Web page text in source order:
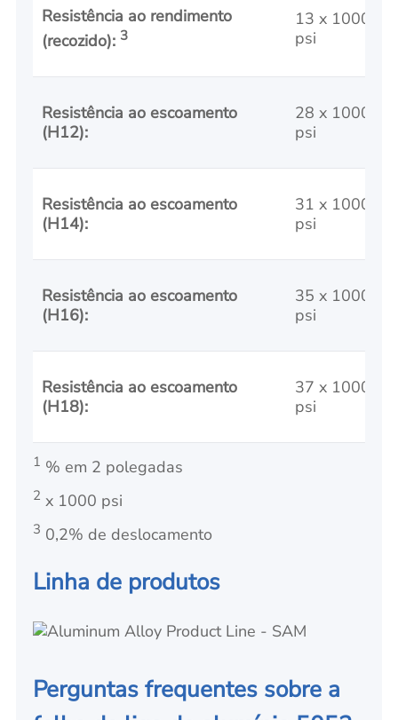
Resistência ao rendimento
(recozido): 3
13 x 1000
psi
Resistência ao escoamento
(H12):
28 x 1000
psi
Resistência ao escoamento
(H14):
31 x 1000
psi
Resistência ao escoamento
(H16):
35 x 1000
psi
Resistência ao escoamento
(H18):
37 x 1000
psi
1 % em 2 polegadas
2 x 1000 psi
3 0,2% de deslocamento
Linha de produtos
Perguntas frequentes sobre a